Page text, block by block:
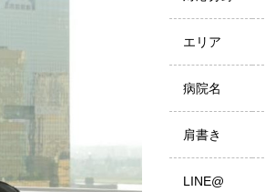
エリア
病院名
肩書き
LINE@